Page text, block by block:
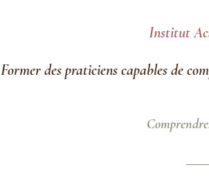
Institut
Former des praticiens capables de